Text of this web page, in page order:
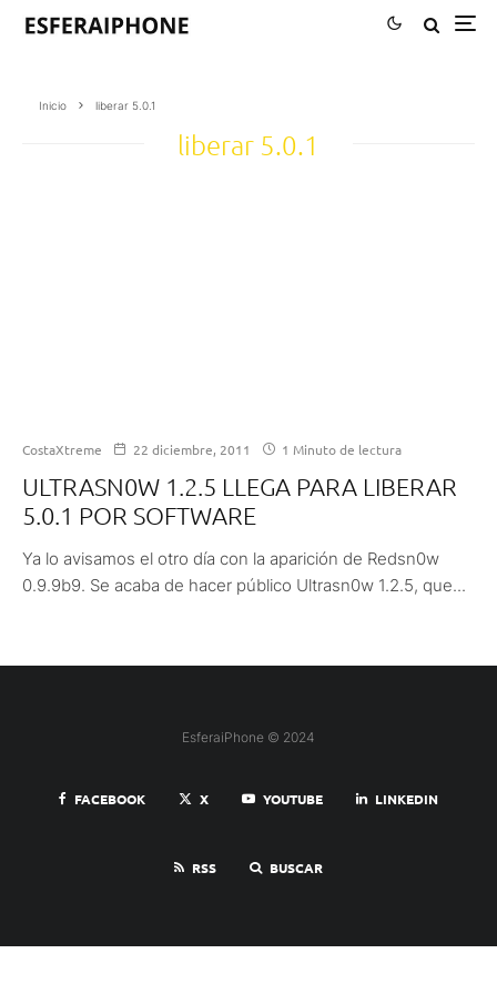
Inicio liberar 5.0.1
liberar 5.0.1
CostaXtreme 22 diciembre, 2011 1 Minuto de lectura
ULTRASN0W 1.2.5 LLEGA PARA LIBERAR
5.0.1 POR SOFTWARE
Ya lo avisamos el otro día con la aparición de Redsn0w
0.9.9b9. Se acaba de hacer público Ultrasn0w 1.2.5, que...
EsferaiPhone © 2024
FACEBOOK X YOUTUBE LINKEDIN
RSS BUSCAR